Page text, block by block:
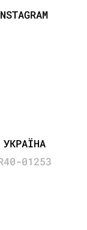
01253